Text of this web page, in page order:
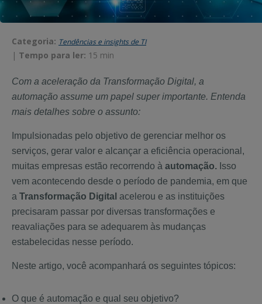
Categoria: Tendências e insights de TI
| Tempo para ler: 15 min
Com a aceleração da Transformação Digital, a
automação assume um papel super importante. Entenda
mais detalhes sobre o assunto:
Impulsionadas pelo objetivo de gerenciar melhor os
serviços, gerar valor e alcançar a eficiência operacional,
muitas empresas estão recorrendo à automação. Isso
vem acontecendo desde o período de pandemia, em que
a Transformação Digital acelerou e as instituições
precisaram passar por diversas transformações e
reavaliações para se adequarem às mudanças
estabelecidas nesse período.
Neste artigo, você acompanhará os seguintes tópicos:
O que é automação e qual seu objetivo?